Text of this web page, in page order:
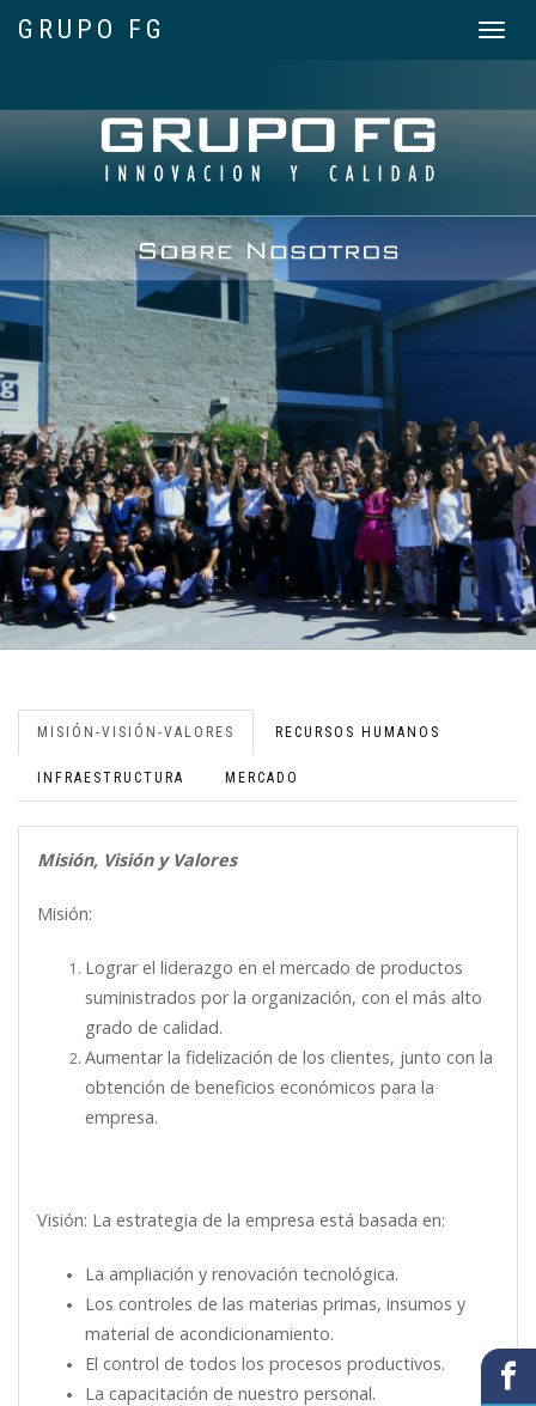
Toggle
GRUPO FG
MISIÓN-VISIÓN-VALORES RECURSOS HUMANOS
INFRAESTRUCTURA MERCADO
Misión, Visión y Valores
Misión:
Lograr el liderazgo en el mercado de productos
suministrados por la organización, con el más alto
grado de calidad.
Aumentar la fidelización de los clientes, junto con la
obtención de beneficios económicos para la
empresa.
Visión: La estrategia de la empresa está basada en:
La ampliación y renovación tecnológica.
Los controles de las materias primas, insumos y
material de acondicionamiento.
El control de todos los procesos productivos.
La capacitación de nuestro personal.